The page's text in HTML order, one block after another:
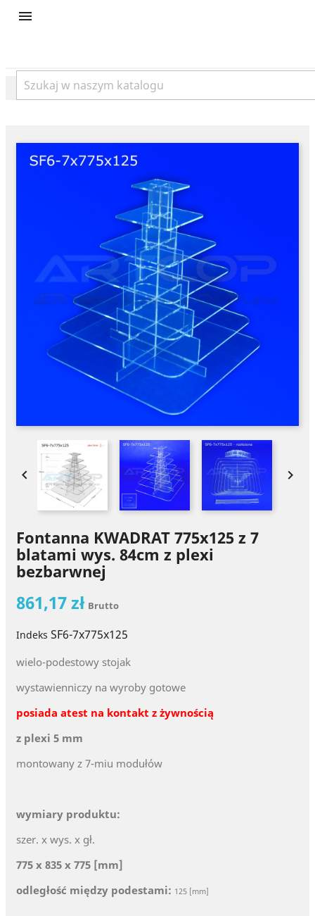
product

 
Fontanna KWADRAT 775x125 z 7
blatami wys. 84cm z plexi
bezbarwnej
861,17 zł Brutto
Indeks SF6-7x775x125
wielo-podestowy stojak
wystawienniczy na wyroby gotowe
posiada atest na kontakt z żywnością
z plexi 5 mm
montowany z 7-miu modułów
wymiary produktu:
szer. x wys. x gł.
775 x 835 x 775 [mm]
odległość między podestami: 125 [mm]